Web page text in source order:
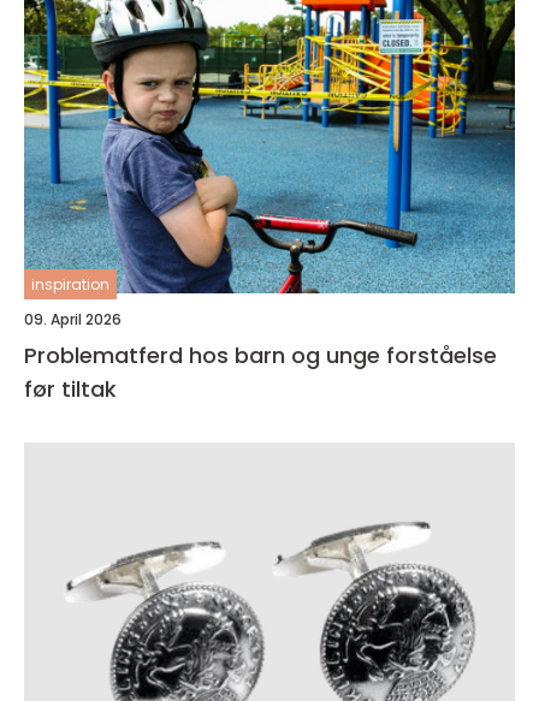
inspiration
09. April 2026
Problematferd hos barn og unge forståelse
før tiltak